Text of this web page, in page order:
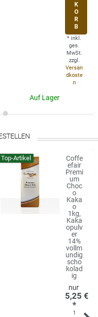
K
O
R
B
* inkl.
ges.
MwSt.
zzgl.
Versan
dkoste
n
Auf Lager
Top-Artikel
Coffe
efair
Premi
um
Choc
o
Kaka
o
1kg,
Kaka
opulv
er
14%
vollm
undig
scho
kolad
ig
5,25 €
*
1